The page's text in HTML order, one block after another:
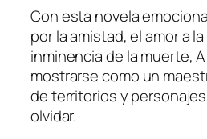
Con esta novela
por la amistad, el amor a
inminencia de la muerte,
mostrarse como un
de territorios y
olvidar.